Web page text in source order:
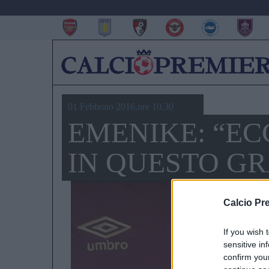
Calcio
If you wish
sensitive
confirm
01 Febbraio 2016,ore 10.30
EMENIKE:
IN QUESTO